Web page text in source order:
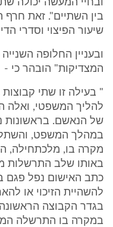
ובחיי המעשה יכולה
בין השתיים". זאת חרף
שיעור הפיצוי וסדרי
ובעניין החלופה
המצדיקות" הובהר כי -
" בעילה זו שתי
להליך המשפטי, ואלה
של הנאשם. בראשונות
במהלך המשפט,
מקרה בו, מלכתחילה,
באותו שלב התרשלות
כתב האישום נפל פגם
להשהיית הזיכוי או
בגדר הקבוצה
במקרה בו התרשלה